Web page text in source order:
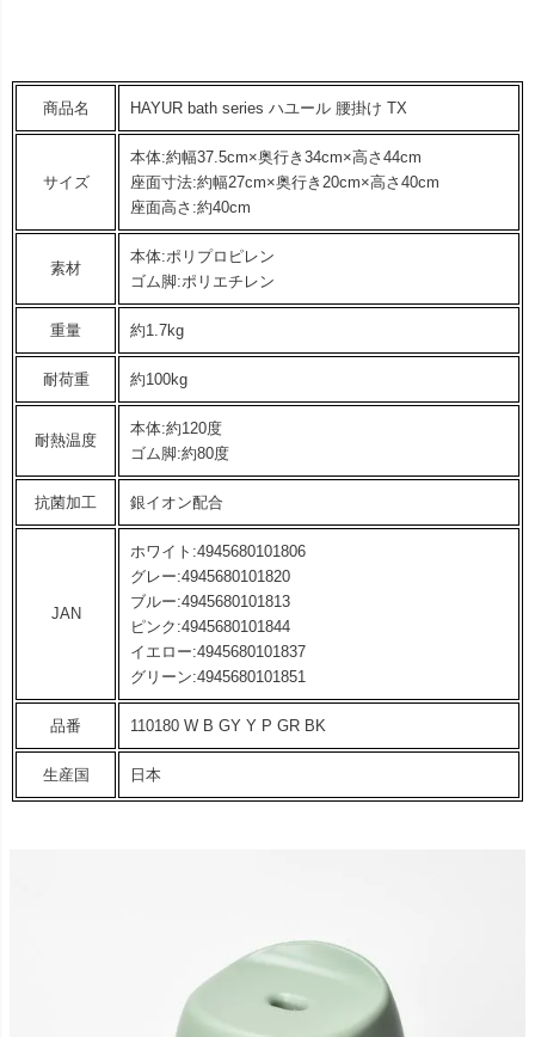
商品名 HAYUR bath series ハユール 腰掛け TX
サイズ
本体:約幅37.5cm×奥行き34cm×高さ44cm
座面寸法:約幅27cm×奥行き20cm×高さ40cm
座面高さ:約40cm
素材
本体:ポリプロピレン
ゴム脚:ポリエチレン
重量 約1.7kg
耐荷重 約100kg
耐熱温度
本体:約120度
ゴム脚:約80度
抗菌加工 銀イオン配合
JAN
ホワイト:4945680101806
グレー:4945680101820
ブルー:4945680101813
ピンク:4945680101844
イエロー:4945680101837
グリーン:4945680101851
品番 110180 W B GY Y P GR BK
生産国 日本